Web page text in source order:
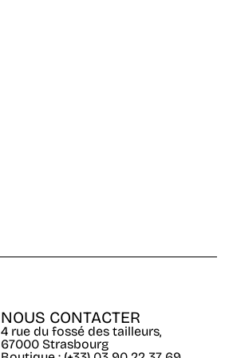
NOUS CONTACTER
4 rue du fossé des tailleurs,
67000 Strasbourg